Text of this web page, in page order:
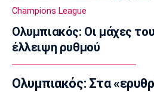
Super League 1
Πήρε Νανού ο Ηρακλής
14:40
Super League 1
Ολυμπιακός: Οι Αφρικανοί
προσκήνιο τον Σκίρι
Champions League
Ολυμπιακός: Οι μάχες
έλλειψη ρυθμού
Ολυμπιακός: Στα